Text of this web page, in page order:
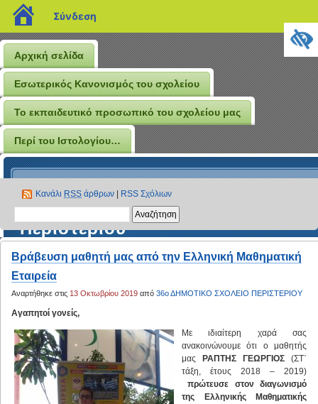
blogs.sch.gr
Σύνδεση
Αρχική σελίδα
Εσωτερικός Κανονισμός του σχολείου
Το εκπαιδευτικό προσωπικό του σχολείου μας
Περί του Ιστολογίου…
Το Ιστολόγιο του 36ου
Δημοτικού Σχολείου
Περιστερίου
Κανάλι RSS άρθρων RSS Σχόλιων
Βράβευση μαθητή μας από την Ελληνική Μαθηματική
Εταιρεία
Αναρτήθηκε στις 13 Οκτωβρίου 2019 από 36ο ΔΗΜΟΤΙΚΟ ΣΧΟΛΕΙΟ ΠΕΡΙΣΤΕΡΙΟΥ
Αγαπητοί γονείς,
Με ιδιαίτερη χαρά σας
ανακοινώνουμε ότι ο μαθητής
μας
ΡΑΠΤΗΣ ΓΕΩΡΓΙΟΣ (ΣΤ΄
τάξη, έτους 2018 – 2019)
πρώτευσε στον διαγωνισμό
της Ελληνικής Μαθηματικής